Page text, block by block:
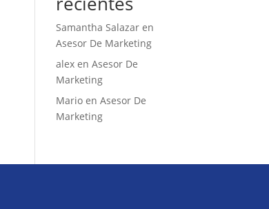
Samantha Salazar en
Asesor De Marketing
alex enAsesor De
Marketing
Mario enAsesor De
Marketing